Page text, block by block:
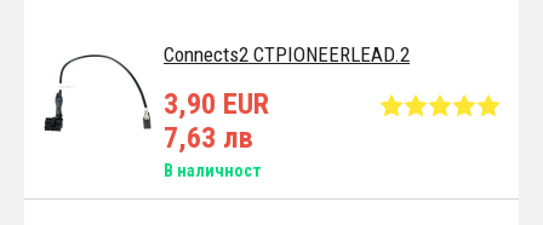
Connects2 CTPIONEERLEAD.2
3,90 EUR
7,63 лв
В наличност